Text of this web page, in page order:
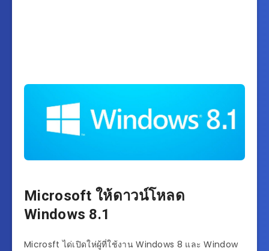
Microsoft ให้ดาวน์โหลด
Windows 8.1
Microsft ได่เปิดให่ผู้ที่ใช้งาน Windows 8 และ Window